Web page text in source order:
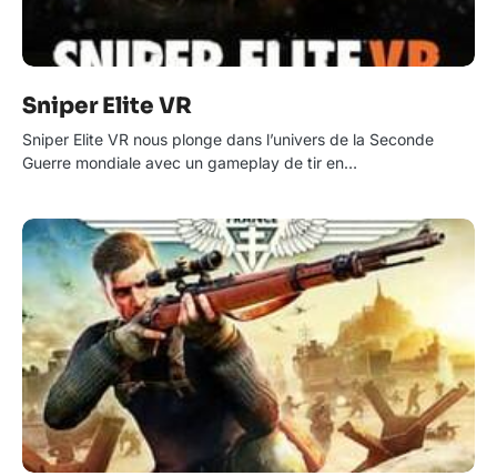
Sniper Elite VR
Sniper Elite VR nous plonge dans l’univers de la Seconde
Guerre mondiale avec un gameplay de tir en…